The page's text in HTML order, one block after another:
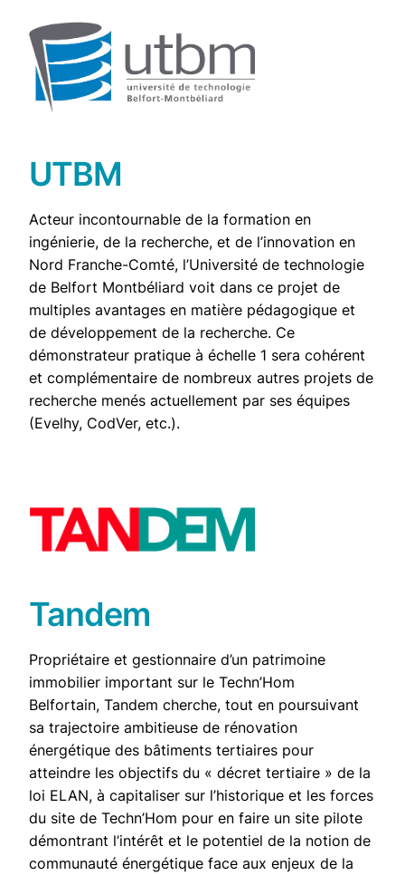
UTBM
Acteur incontournable de la formation en
ingénierie, de la recherche, et de l’innovation en
Nord Franche-Comté, l’Université de technologie
de Belfort Montbéliard voit dans ce projet de
multiples avantages en matière pédagogique et
de développement de la recherche. Ce
démonstrateur pratique à échelle 1 sera cohérent
et complémentaire de nombreux autres projets de
recherche menés actuellement par ses équipes
(Evelhy, CodVer, etc.).
Tandem
Propriétaire et gestionnaire d’un patrimoine
immobilier important sur le Techn’Hom
Belfortain, Tandem cherche, tout en poursuivant
sa trajectoire ambitieuse de rénovation
énergétique des bâtiments tertiaires pour
atteindre les objectifs du « décret tertiaire » de la
loi ELAN, à capitaliser sur l’historique et les forces
du site de Techn’Hom pour en faire un site pilote
démontrant l’intérêt et le potentiel de la notion de
communauté énergétique face aux enjeux de la